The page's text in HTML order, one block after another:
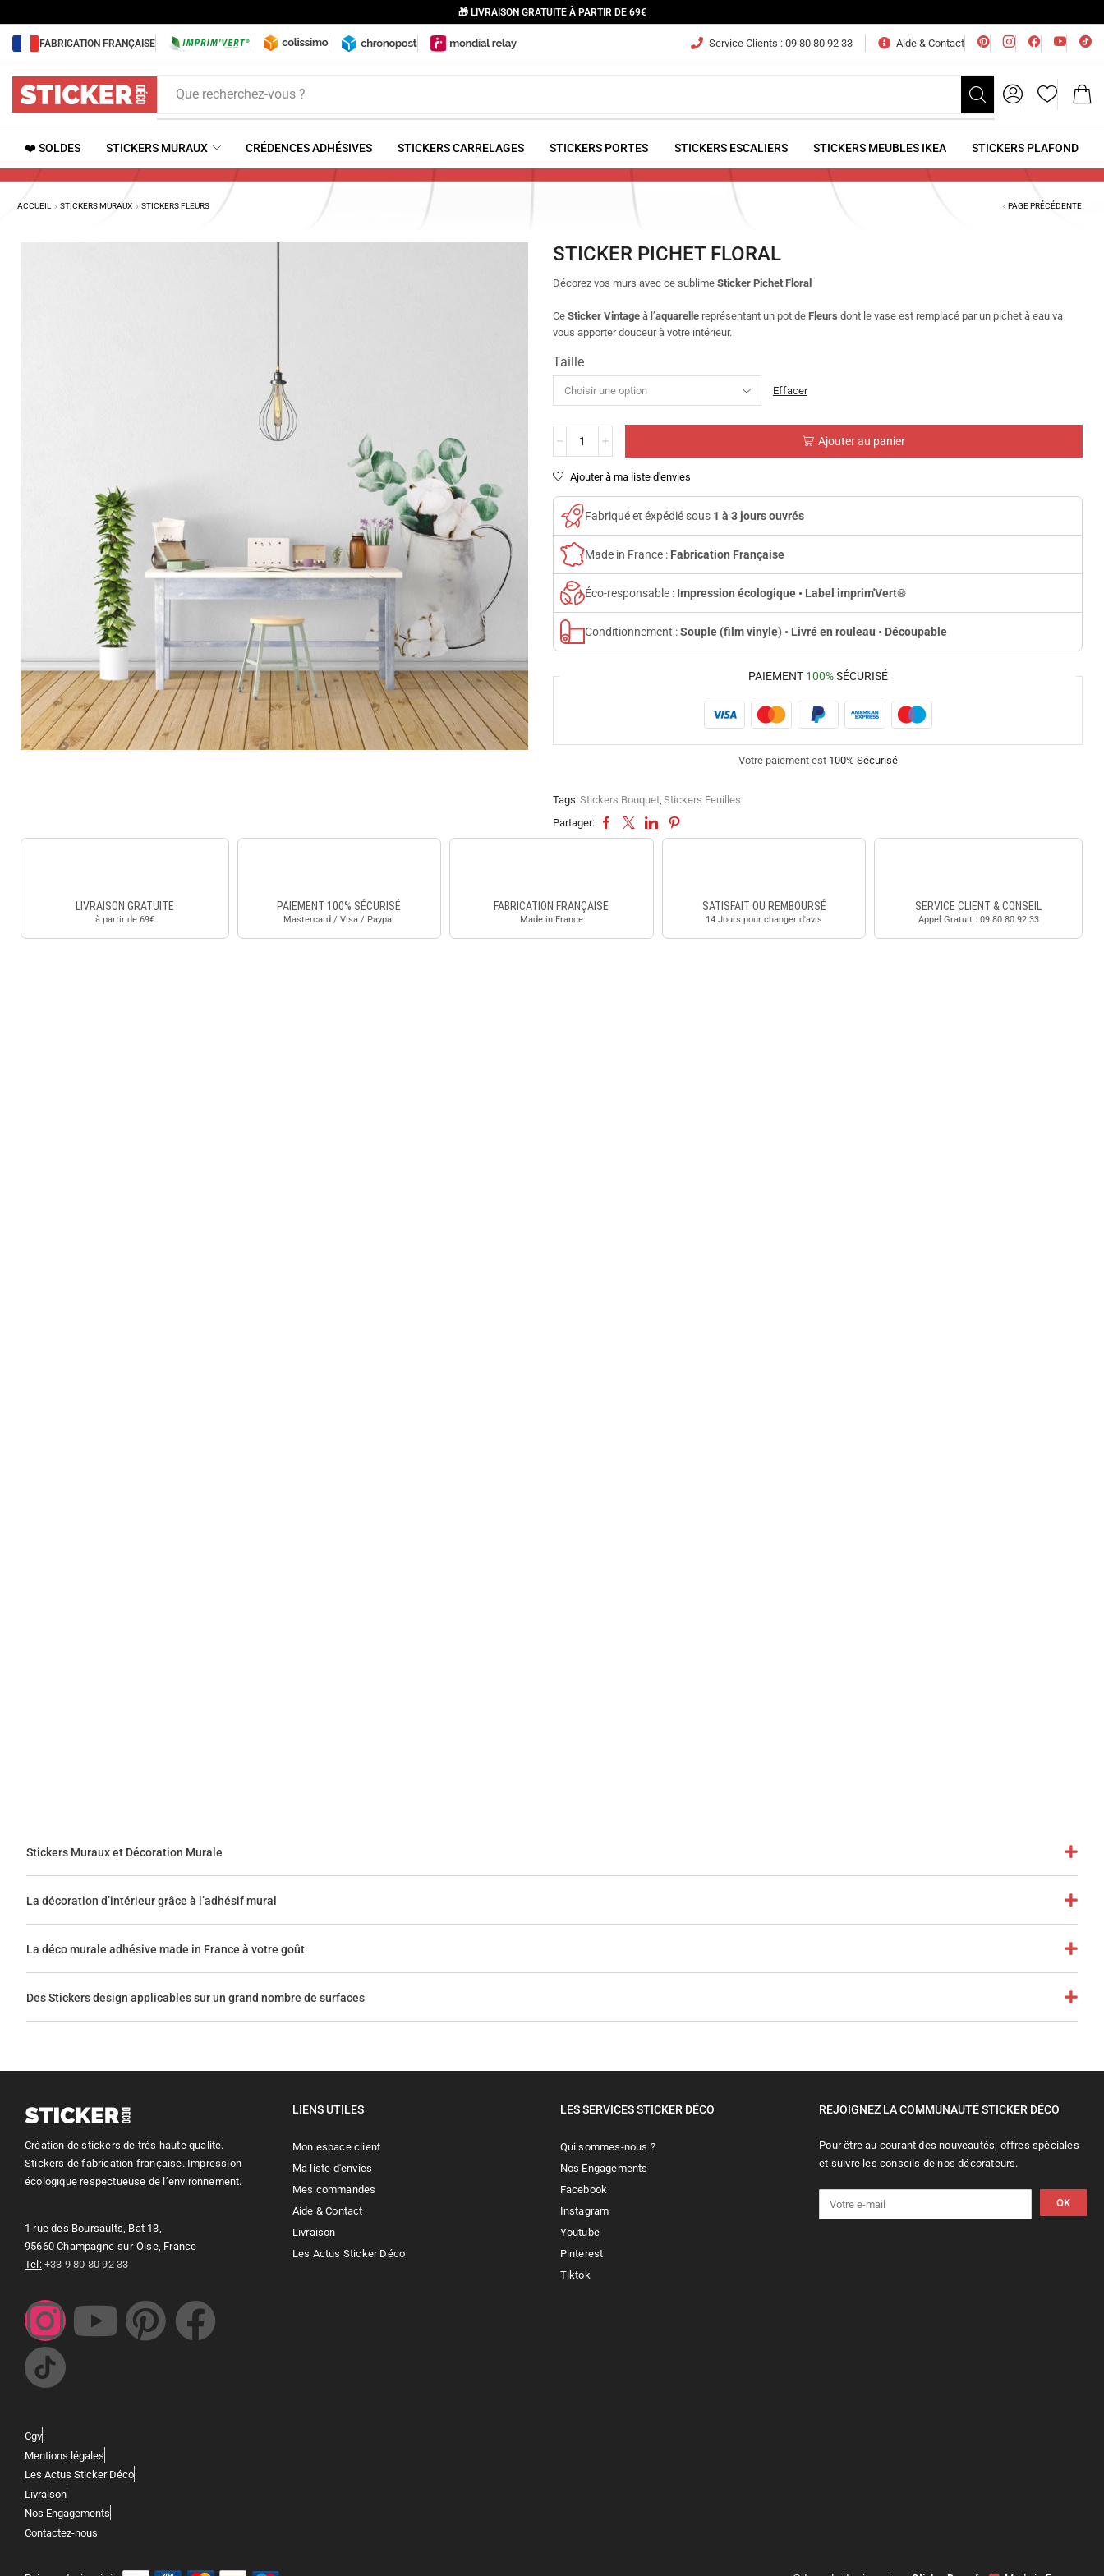
🎁 LIVRAISON GRATUITE À PARTIR DE 69€
FABRICATION FRANÇAISE Service Clients : 09 80 80 92 33 Aide & Contact
Que recherchez-vous ?
❤️ SOLDES STICKERS MURAUX CRÉDENCES ADHÉSIVES STICKERS CARRELAGES STICKERS PORTES STICKERS ESCALIERS STICKERS MEUBLES IKEA STICKERS PLAFOND
ACCUEIL STICKERS MURAUX STICKERS FLEURS PAGE PRÉCÉDENTE
STICKER PICHET FLORAL
Décorez vos murs avec ce sublimeSticker Pichet Floral
CeSticker Vintage à l’aquarelle représentant un pot deFleurs dont le vase est remplacé par un pichet à eau va
vous apporter douceur à votre intérieur.
Taille
Effacer
Ajouter au panier
Ajouter à ma liste d'envies
Fabriqué et éxpédié sous 1 à 3 jours ouvrés
Made in France : Fabrication Française
Éco-responsable : Impression écologique • Label imprim'Vert®
Conditionnement :Souple (film vinyle) • Livré en rouleau • Découpable
PAIEMENT 100%SÉCURISÉ
Votre paiement est 100% Sécurisé
Tags:Stickers Bouquet, Stickers Feuilles
Partager:
LIVRAISON GRATUITE
à partir de 69€
PAIEMENT 100% SÉCURISÉ
Mastercard / Visa / Paypal
FABRICATION FRANÇAISE
Made in France
SATISFAIT OU REMBOURSÉ
14 Jours pour changer d'avis
SERVICE CLIENT & CONSEIL
Appel Gratuit : 09 80 80 92 33
Stickers Muraux et Décoration Murale
La décoration d’intérieur grâce à l’adhésif mural
La déco murale adhésive made in France à votre goût
Des Stickers design applicables sur un grand nombre de surfaces
Création de stickers de très haute qualité.
Stickers de fabrication française. Impression
écologique respectueuse de l’environnement.
1 rue des Boursaults, Bat 13,
95660 Champagne-sur-Oise, France
Tel: +33 9 80 80 92 33
LIENS UTILES
Mon espace client
Ma liste d'envies
Mes commandes
Aide & Contact
Livraison
Les Actus Sticker Déco
LES SERVICES STICKER DÉCO
Qui sommes-nous ?
Nos Engagements
Facebook
Instagram
Youtube
Pinterest
Tiktok
REJOIGNEZ LA COMMUNAUTÉ STICKER DÉCO
Pour être au courant des nouveautés, offres spéciales
et suivre les conseils de nos décorateurs.
OK
Cgv
Mentions légales
Les Actus Sticker Déco
Livraison
Nos Engagements
Contactez-nous